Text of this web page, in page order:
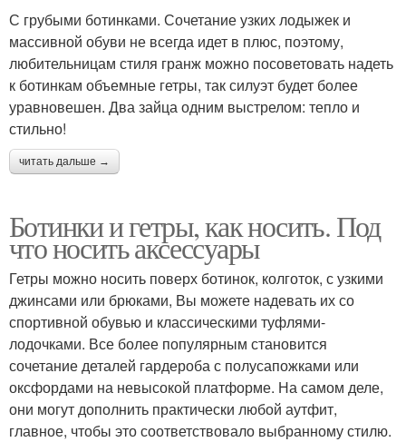
С грубыми ботинками. Сочетание узких лодыжек и
массивной обуви не всегда идет в плюс, поэтому,
любительницам стиля гранж можно посоветовать надеть
к ботинкам объемные гетры, так силуэт будет более
уравновешен. Два зайца одним выстрелом: тепло и
стильно!
читать дальше →
Ботинки и гетры, как носить. Под
что носить аксессуары
Гетры можно носить поверх ботинок, колготок, с узкими
джинсами или брюками, Вы можете надевать их со
спортивной обувью и классическими туфлями-
лодочками. Все более популярным становится
сочетание деталей гардероба с полусапожками или
оксфордами на невысокой платформе. На самом деле,
они могут дополнить практически любой аутфит,
главное, чтобы это соответствовало выбранному стилю.